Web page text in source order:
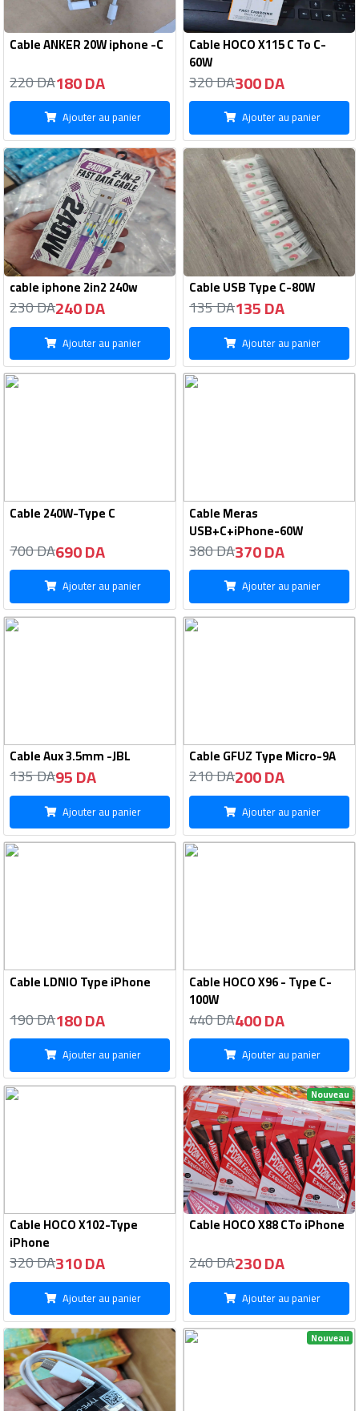
Cable ANKER 20W iphone -C
220 DA180 DA
Ajouter au panier
Cable HOCO X115 C To C-
60W
320 DA300 DA
Ajouter au panier
cable iphone 2in2 240w
230 DA240 DA
Ajouter au panier
Cable USB Type C-80W
135 DA135 DA
Ajouter au panier
Cable 240W-Type C
700 DA690 DA
Ajouter au panier
Cable Meras
USB+C+iPhone-60W
380 DA370 DA
Ajouter au panier
Cable Aux 3.5mm -JBL
135 DA95 DA
Ajouter au panier
Cable GFUZ Type Micro-9A
210 DA200 DA
Ajouter au panier
Cable LDNIO Type iPhone
190 DA180 DA
Ajouter au panier
Cable HOCO X96 - Type C-
100W
440 DA400 DA
Ajouter au panier
Cable HOCO X102-Type
iPhone
320 DA310 DA
Ajouter au panier
Nouveau
Cable HOCO X88 CTo iPhone
240 DA230 DA
Ajouter au panier
Nouveau